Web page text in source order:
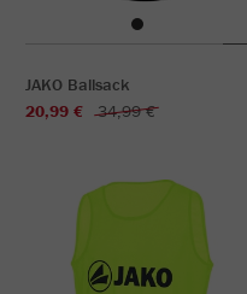
JAKO Ballsack
20,99 €
34,99 €